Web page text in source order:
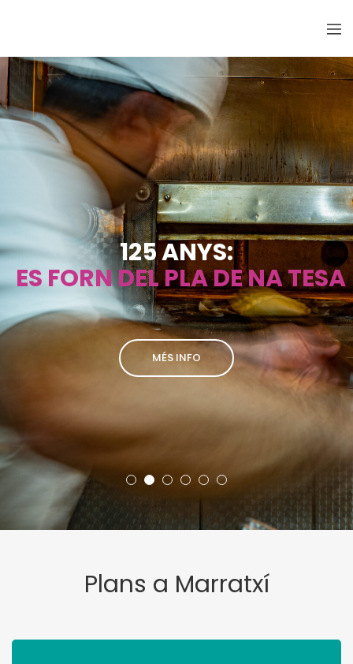
125 ANYS:
ES FORN DEL PLA DE NA TESA
MÉS INFO
Plans a Marratxí